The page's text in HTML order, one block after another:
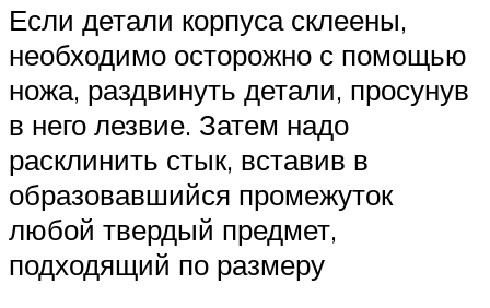
Если детали корпуса склеены,
необходимо осторожно с помощью
ножа, раздвинуть детали, просунув
в него лезвие. Затем надо
расклинить стык, вставив в
образовавшийся промежуток
любой твердый предмет,
подходящий по размеру